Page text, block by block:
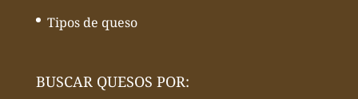
Tipos de queso
BUSCAR QUESOS POR: